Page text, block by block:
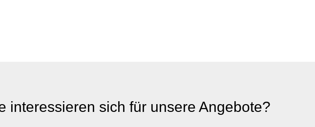
interessieren sich für unsere Angebote?